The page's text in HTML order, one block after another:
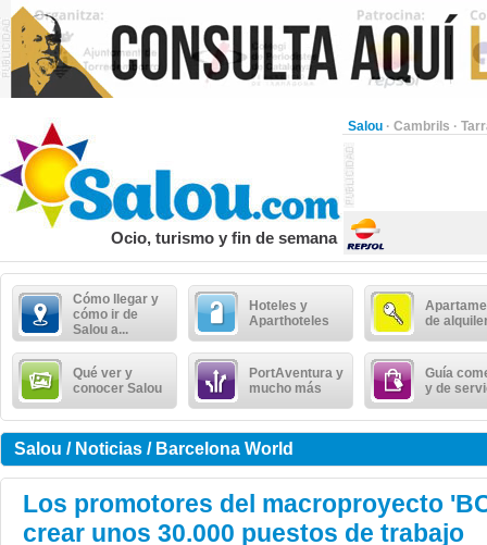
Salou · Cambrils ·
Ocio, turismo y fin de semana
Cómo llegar y
cómo ir de
Salou a...
Hoteles y
Aparthoteles
de
Qué ver y
conocer Salou
PortAventura y
mucho más
Guía
y de
Salou / Noticias / Barcelona World
Los promotores del macroproyecto
crear unos 30.000 puestos de trabajo